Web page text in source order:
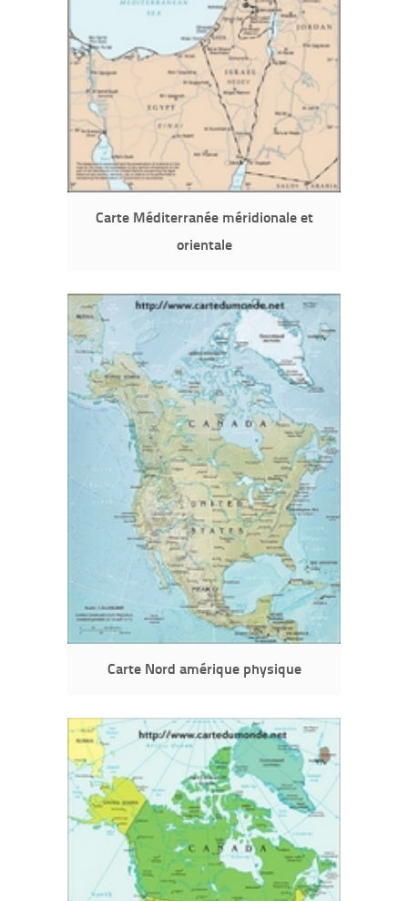
Carte Méditerranée méridionale et
orientale
Carte Nord amérique physique